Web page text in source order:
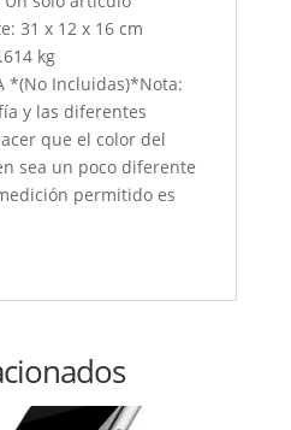
31 x 12 x 16 cm
kg
*(No Incluidas)*Nota:
y las diferentes
que el color del
sea un poco diferente
permitido es